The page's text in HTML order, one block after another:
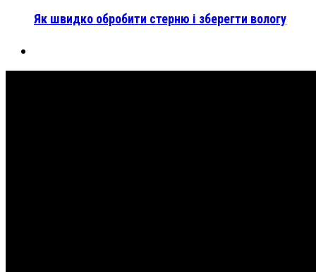
Як швидко обробити стерню і зберегти вологу